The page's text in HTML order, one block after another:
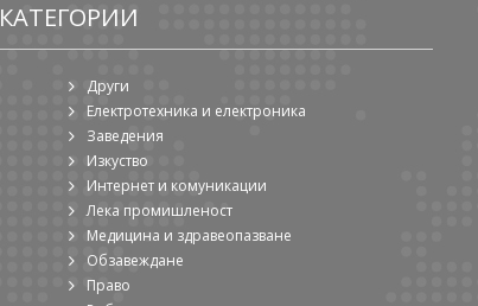
КАТЕГОРИИ
Други
Електротехника и електроника
Заведения
Изкуство
Интернет и комуникации
Лека промишленост
Медицина и здравеопазване
Обзавеждане
Право